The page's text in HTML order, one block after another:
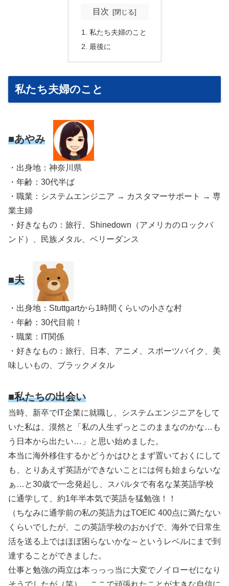
目次
私たち夫婦のこと
最後に
私たち夫婦のこと
■あやみ
・出身地：神奈川県
・年齢：30代半ば
・職業：システムエンジニア → カスタマーサポート → 専
業主婦
・好きなもの：旅行、Shinedown（アメリカのロックバ
ンド）、民族メタル、ベリーダンス
■夫
・出身地：Stuttgartから1時間くらいの小さな村
・年齢：30代目前！
・職業：IT関係
・好きなもの：旅行、日本、アニメ、スポーツバイク、美
味しいもの、ブラックメタル
■私たちの出会い
当時、新卒でIT企業に就職し、システムエンジニアをして
いた私は、漠然と「私の人生ずっとこのままなのかな…も
う日本から出たい…」と思い始めました。
本当に海外移住するかどうかはひとまず置いておくにして
も、とりあえず英語ができないことには何も始まらないな
ぁ…と30歳で一念発起し、スパルタで有名な某英語学校
に通学して、約1年半本気で英語を猛勉強！！
（ちなみに通学前の私の英語力はTOEIC 400点に満たない
くらいでしたが、この英語学校のおかげで、海外で日常生
活を送る上ではほぼ困らないかな～というレベルにまで到
達することができました。
仕事と勉強の両立は本っっっ当に大変でノイローゼになり